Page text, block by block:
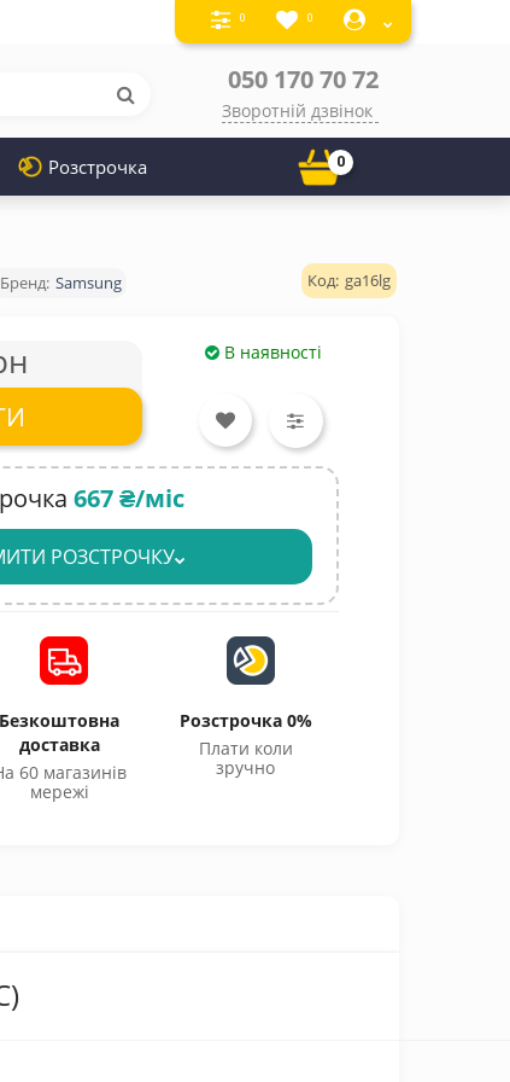
0 0
050 170 70 72
Зворотній дзвінок
Розстрочка 0
Samsung ga16lg
В наявності
667 ₴/міс
РОЗСТРОЧКУ
Безкоштовна
доставка
60 магазинів
мережі
Розстрочка 0%
Плати коли
зручно